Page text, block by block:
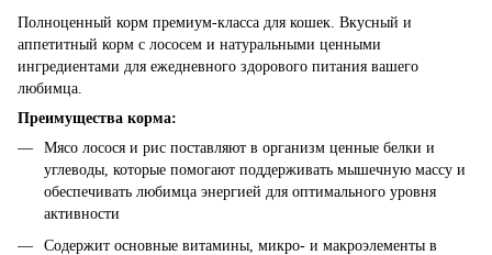
Полноценный корм премиум-класса для кошек. Вкусный и
аппетитный корм с лососем и натуральными ценными
ингредиентами для ежедневного здорового питания вашего
любимца.
Преимущества корма:
Мясо лосося и рис поставляют в организм ценные белки и
углеводы, которые помогают поддерживать мышечную массу и
обеспечивать любимца энергией для оптимального уровня
активности
Содержит основные витамины, микро- и макроэлементы в